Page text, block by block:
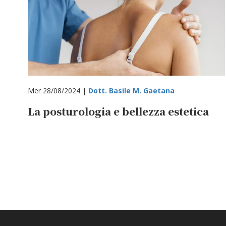
Mer 28/08/2024 | Dott. Basile M. Gaetana
La posturologia e bellezza estetica